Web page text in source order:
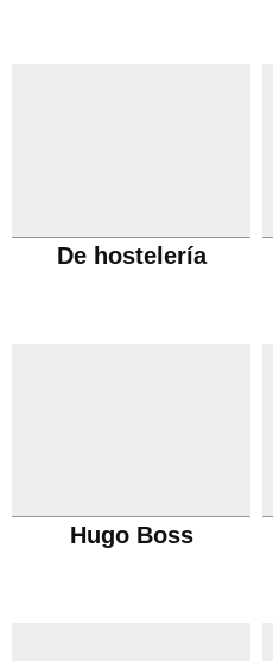
De hostelería
Hugo Boss